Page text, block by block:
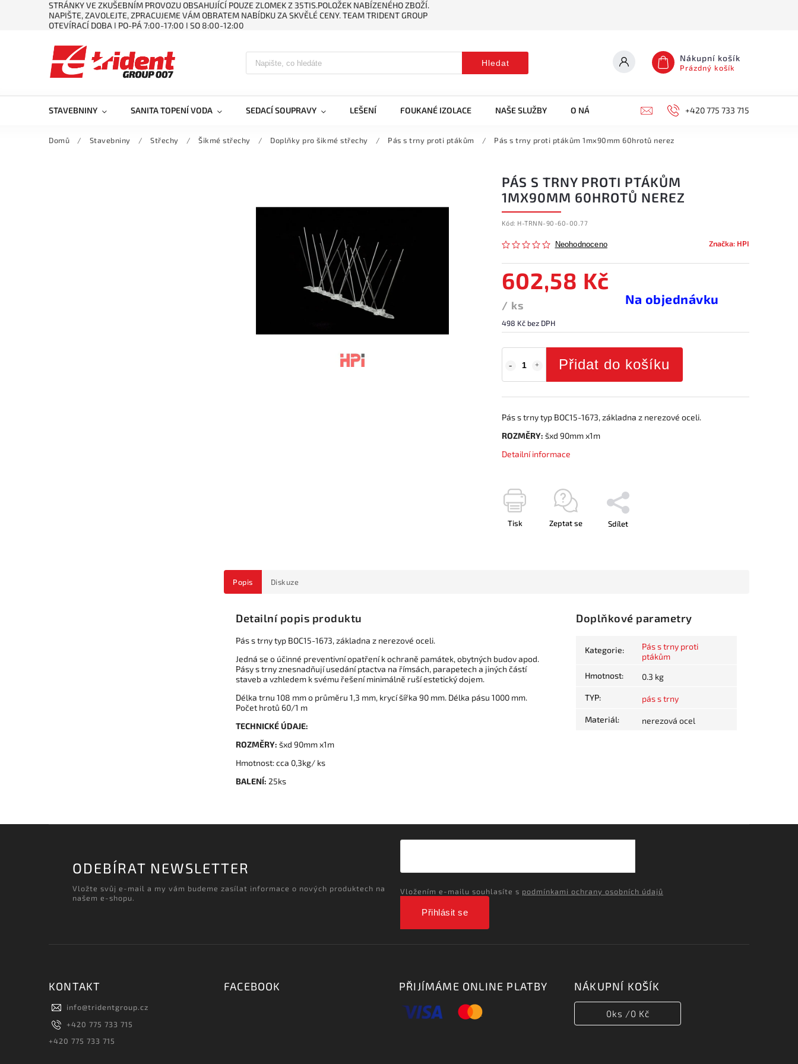
STRÁNKY VE ZKUŠEBNÍM PROVOZU OBSAHUJÍCÍ POUZE ZLOMEK Z 35TIS.POLOŽEK NABÍZENÉHO ZBOŽÍ.
NAPIŠTE, ZAVOLEJTE, ZPRACUJEME VÁM OBRATEM NABÍDKU ZA SKVĚLÉ CENY. TEAM TRIDENT GROUP
OTEVÍRACÍ DOBA ǀ PO-PÁ 7:00-17:00 ǀ SO 8:00-12:00
Hledat Nákupní košík
Prázdný košík
STAVEBNINY SANITA TOPENÍ VODA SEDACÍ SOUPRAVY LEŠENÍ FOUKANÉ IZOLACE NAŠE SLUŽBY O NÁS KONTAKTY +420 775 733 715
Domů / Stavebniny / Střechy / Šikmé střechy / Doplňky pro šikmé střechy / Pás s trny proti ptákům / Pás s trny proti ptákům 1mx90mm 60hrotů nerez
PÁS S TRNY PROTI PTÁKŮM
1MX90MM 60HROTŮ NEREZ
Kód: H-TRNN-90-60-00.77
Neohodnoceno Značka: HPI
602,58 Kč
/ ks
498 Kč bez DPH
Na objednávku
Přidat do košíku
Pás s trny typ BOC15-1673, základna z nerezové oceli.
ROZMĚRY: šxd 90mm x1m
Detailní informace
Tisk Zeptat se Sdílet
Popis Diskuze
Detailní popis produktu
Pás s trny typ BOC15-1673, základna z nerezové oceli.
Jedná se o účinné preventivní opatření k ochraně památek, obytných budov apod.
Pásy s trny znesnadňují usedání ptactva na římsách, parapetech a jiných částí
staveb a vzhledem k svému řešení minimálně ruší estetický dojem.
Délka trnu 108 mm o průměru 1,3 mm, krycí šířka 90 mm. Délka pásu 1000 mm.
Počet hrotů 60/1 m
TECHNICKÉ ÚDAJE:
ROZMĚRY: šxd 90mm x1m
Hmotnost: cca 0,3kg/ ks
BALENÍ: 25ks
Doplňkové parametry
Kategorie:
Pás s trny proti
ptákům
Hmotnost: 0.3 kg
TYP: pás s trny
Materiál: nerezová ocel
ODEBÍRAT NEWSLETTER
Vložte svůj e-mail a my vám budeme zasílat informace o nových produktech na
našem e-shopu.
Vložením e-mailu souhlasíte s podmínkami ochrany osobních údajů
Přihlásit se
KONTAKT
info@tridentgroup.cz
+420 775 733 715
+420 775 733 715
FACEBOOK PŘIJÍMÁME ONLINE PLATBY NÁKUPNÍ KOŠÍK
0ks /0 Kč